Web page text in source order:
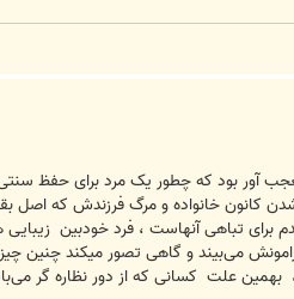
آور بود که چطور یک مرد برای حفظ
کانون خانواده و مرگ فرزندش که اصل
برای تباهی آنهاست ، فرد خودبین
می‌بیند و گاهی تصور میکند چنین
، بهمین علت کسانی که از دور نظاره